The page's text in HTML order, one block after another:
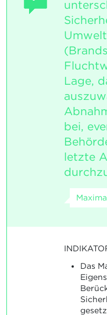
Lage,
bei,
letzte
Das